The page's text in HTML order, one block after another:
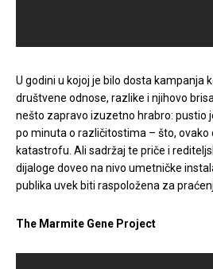
U godini u kojoj je bilo dosta kampanja
društvene odnose, razlike i njihovo
nešto zapravo izuzetno hrabro: pustio
po minuta o različitostima – što, ovako
katastrofu. Ali sadržaj te priče i
dijaloge doveo na nivo umetničke
publika uvek biti raspoložena za
The Marmite Gene Project